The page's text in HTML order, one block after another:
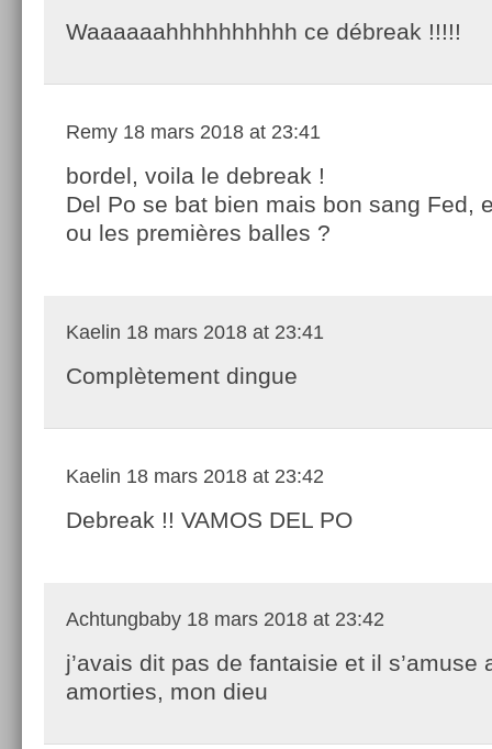
Waaaaaahhhhhhhhhh ce débreak !!!!!
Remy 18 mars 2018 at 23:41
bordel, voila le debreak !
Del Po se bat bien mais bon sang Fed,
ou les premières balles ?
Kaelin 18 mars 2018 at 23:41
Complètement dingue
Kaelin 18 mars 2018 at 23:42
Debreak !! VAMOS DEL PO
Achtungbaby 18 mars 2018 at 23:42
j’avais dit pas de fantaisie et il s’amuse
amorties, mon dieu